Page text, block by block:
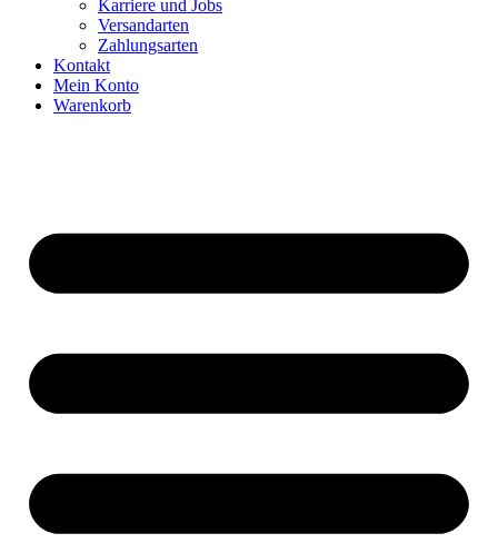
Karriere und Jobs
Versandarten
Zahlungsarten
Kontakt
Mein Konto
Warenkorb